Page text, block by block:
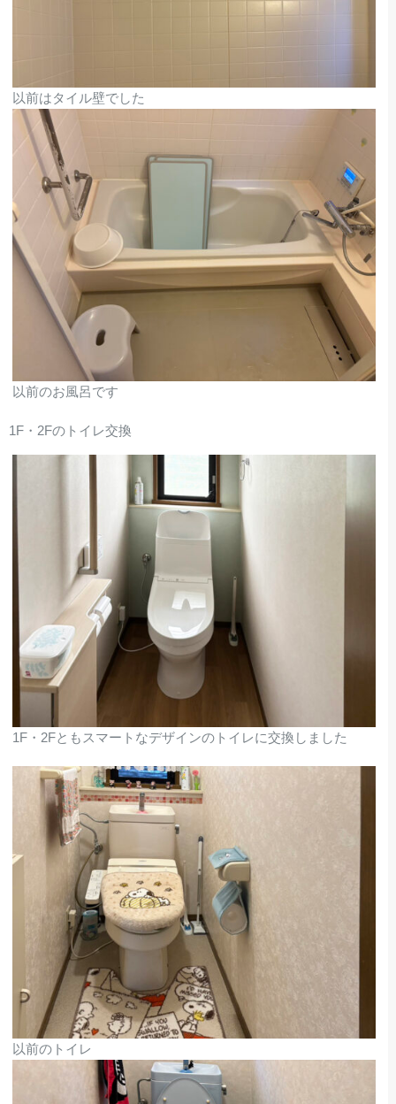
以前はタイル壁でした
以前のお風呂です
1F・2Fのトイレ交換
1F・2Fともスマートなデザインのトイレに交換しました
以前のトイレ